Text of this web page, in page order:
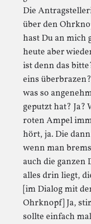
Die
über den
hast Du an mich
heute aber
ist denn das
eins
was so
geputzt hat? Ja?
roten Ampel
hört, ja. Die
wenn man
auch die ganzen
alles drin liegt,
[im Dialog mit
Ohrknopf] Ja,
sollte einfach